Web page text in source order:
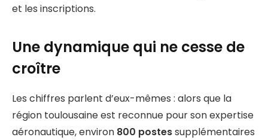
et les inscriptions.
Une dynamique qui ne cesse de
croître
Les chiffres parlent d’eux-mêmes : alors que la
région toulousaine est reconnue pour son expertise
aéronautique, environ 800 postessupplémentaires